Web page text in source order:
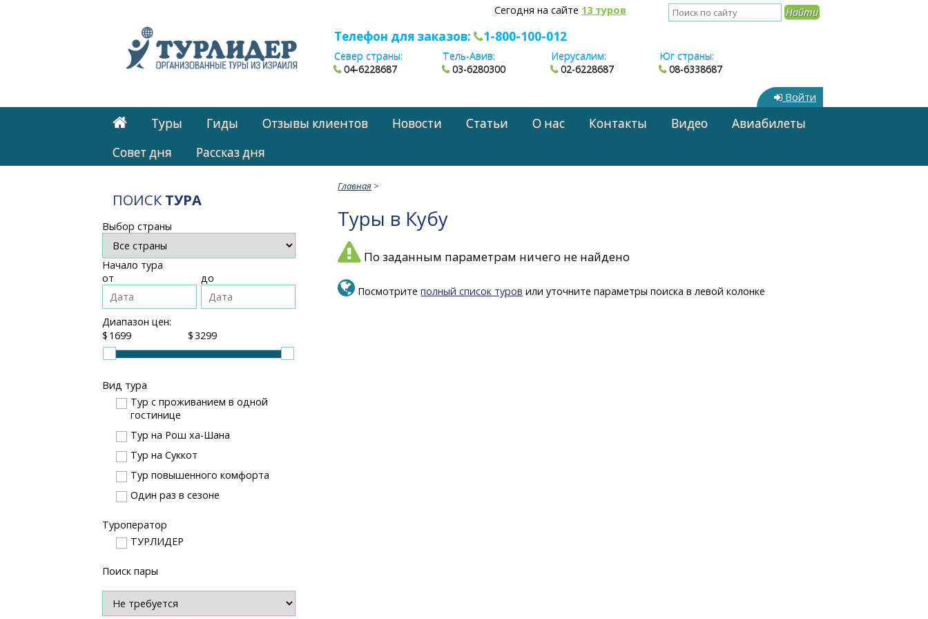
Сегодня на сайте 13 туров
Телефон для заказов: 1-800-100-012
Север страны:
04-6228687
Тель-Авив:
03-6280300
Иерусалим:
02-6228687
Юг страны:
08-6338687
Войти
Туры Гиды Отзывы клиентов Новости Статьи О нас Контакты Видео
Авиабилеты
Cовет дня
Рассказ дня
Главная >
Туры в Кубу
По заданным параметрам ничего не найдено
Посмотритеполный список туров или уточните параметры поиска в левой колонке
ПОИСК ТУРА
Выбор страны
Начало тура
от
до
Диапазон цен:
$
$
Вид тура
Тур с проживанием в одной
гостинице
Тур на Рош ха-Шана
Тур на Суккот
Тур повышенного комфорта
Один раз в сезоне
Туроператор
ТУРЛИДЕР
Поиск пары